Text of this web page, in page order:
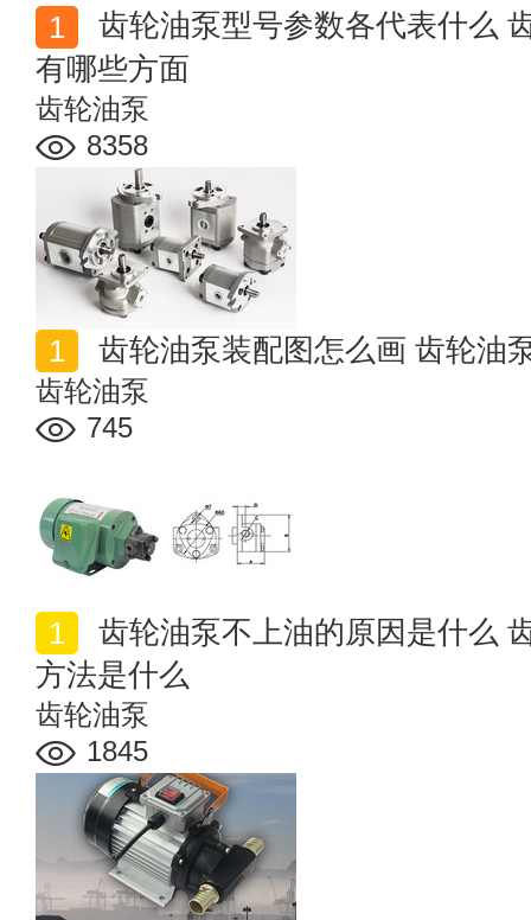
有哪些方面
齿轮油泵
8358
齿轮油泵装配图怎么画 齿轮油
齿轮油泵
745
方法是什么
齿轮油泵
1845